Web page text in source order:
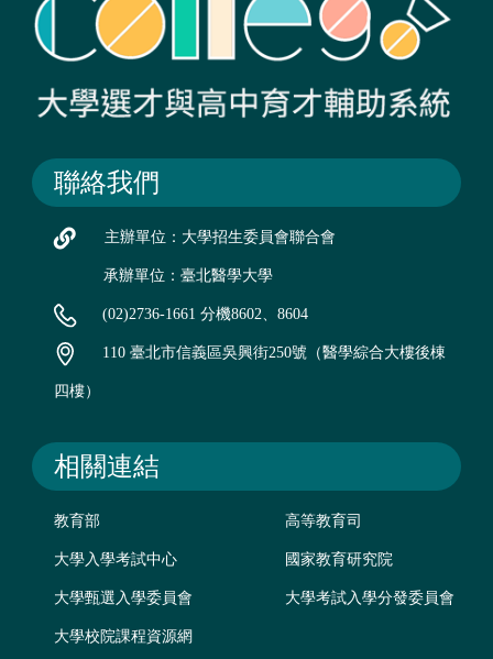
聯絡我們
主辦單位：大學招生委員會聯合會
承辦單位：臺北醫學大學
(02)2736-1661 分機8602、8604
110 臺北市信義區吳興街250號（醫學綜合大樓後棟
四樓）
相關連結
教育部 高等教育司
大學入學考試中心 國家教育研究院
大學甄選入學委員會 大學考試入學分發委員會
大學校院課程資源網